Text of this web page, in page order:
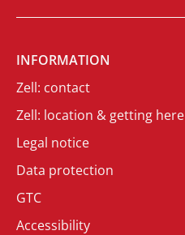
INFORMATION
Zell: contact
Zell: location & getting here
Legal notice
Data protection
GTC
Accessibility